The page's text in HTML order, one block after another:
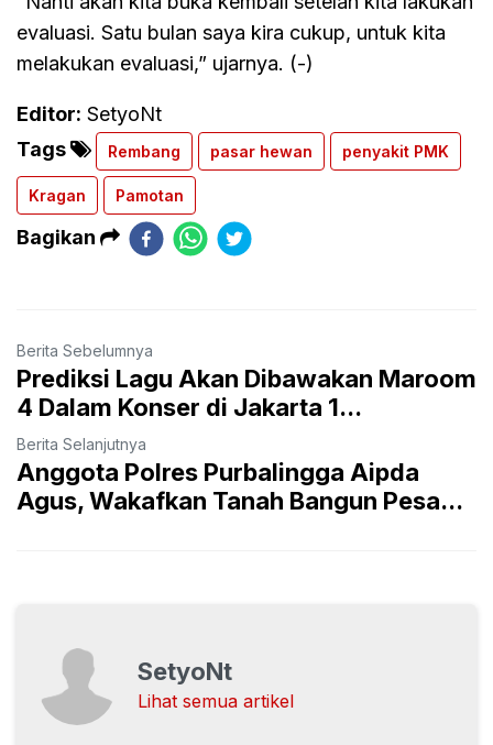
evaluasi. Satu bulan saya kira cukup, untuk kita
melakukan evaluasi,” ujarnya. (-)
Editor: SetyoNt
Tags
Rembang pasar hewan penyakit PMK
Kragan Pamotan
Bagikan
Berita Sebelumnya
Prediksi Lagu Akan Dibawakan Maroom
4 Dalam Konser di Jakarta 1...
Berita Selanjutnya
Anggota Polres Purbalingga Aipda
Agus, Wakafkan Tanah Bangun Pesa...
SetyoNt
Lihat semua artikel